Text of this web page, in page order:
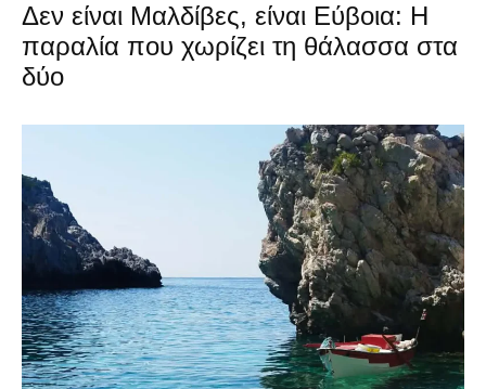
Δεν είναι Μαλδίβες, είναι Εύβοια: Η
παραλία που χωρίζει τη θάλασσα στα
δύο